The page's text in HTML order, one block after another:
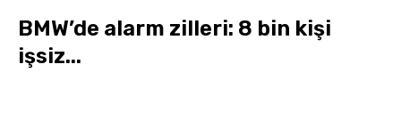
BMW’de alarm zilleri: 8 bin kişi
işsiz...